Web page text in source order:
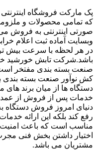
پک مارکت فروشگاه
که تمامی محصولات و
صورتی اینترنتی به فروش
وبسایت آماده ثبت اعلام
در هر لحظه با سرعت بیش
باشد.شرکت تابش خورشید
صنعت بسته بندی مفتخر است
کش نوآور صنعت بسته بندی
دستگاه ها از میان برند های
خدمات پس از فروش از
دنیای امروز فروش دستگاه به
رفع کند بلکه این ارائه
مناسب است که باعث امنیت
اختیار داشتن بخش فنی
مشتریان می باشد.